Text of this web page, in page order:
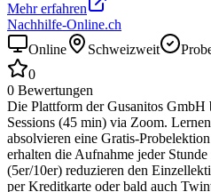
Mehr erfahren
Nachhilfe-Online.ch
Online
Schweizweit
0
0 Bewertungen
Die Plattform der Gusanitos
Sessions (45 min) via Zoom.
absolvieren eine Gratis-
erhalten die Aufnahme jeder
(5er/10er) reduzieren den
per Kreditkarte oder bald auch